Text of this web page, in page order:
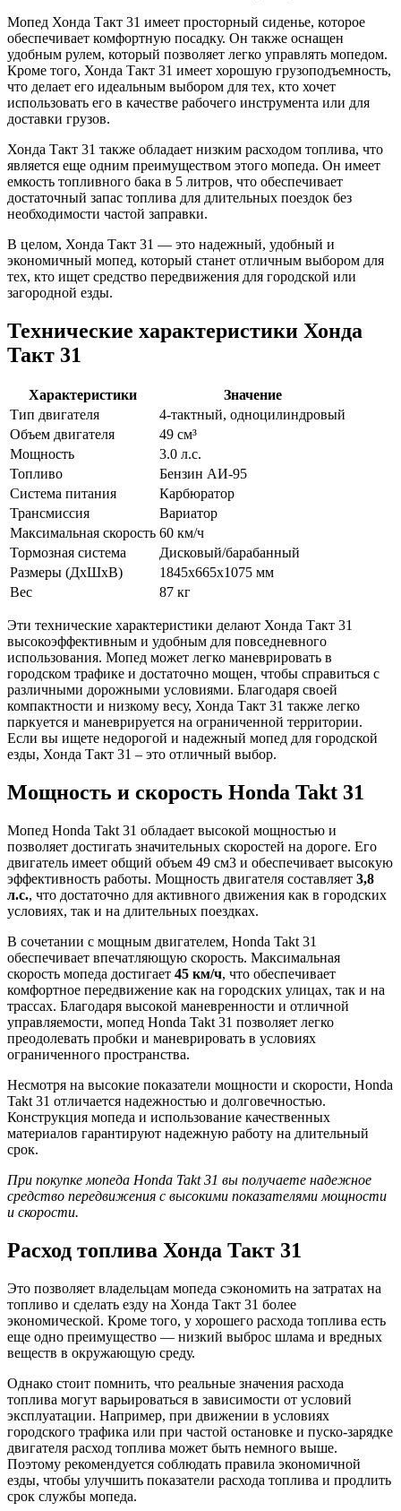
Мопед Хонда Такт 31 имеет просторный сиденье, которое
обеспечивает комфортную посадку. Он также оснащен
удобным рулем, который позволяет легко управлять мопедом.
Кроме того, Хонда Такт 31 имеет хорошую грузоподъемность,
что делает его идеальным выбором для тех, кто хочет
использовать его в качестве рабочего инструмента или для
доставки грузов.
Хонда Такт 31 также обладает низким расходом топлива, что
является еще одним преимуществом этого мопеда. Он имеет
емкость топливного бака в 5 литров, что обеспечивает
достаточный запас топлива для длительных поездок без
необходимости частой заправки.
В целом, Хонда Такт 31 — это надежный, удобный и
экономичный мопед, который станет отличным выбором для
тех, кто ищет средство передвижения для городской или
загородной езды.
Технические характеристики Хонда
Такт 31
Характеристики
Значение
Тип двигателя
4-тактный, одноцилиндровый
Объем двигателя
49 см³
Мощность
3.0 л.с.
Топливо
Бензин АИ-95
Система питания
Карбюратор
Трансмиссия
Вариатор
Максимальная скорость 60 км/ч
Тормозная система
Дисковый/барабанный
Размеры (ДxШxВ)
1845x665x1075 мм
Вес
87 кг
Эти технические характеристики делают Хонда Такт 31
высокоэффективным и удобным для повседневного
использования. Мопед может легко маневрировать в
городском трафике и достаточно мощен, чтобы справиться с
различными дорожными условиями. Благодаря своей
компактности и низкому весу, Хонда Такт 31 также легко
паркуется и маневрируется на ограниченной территории.
Если вы ищете недорогой и надежный мопед для городской
езды, Хонда Такт 31 – это отличный выбор.
Мощность и скорость Honda Takt 31
Мопед Honda Takt 31 обладает высокой мощностью и
позволяет достигать значительных скоростей на дороге. Его
двигатель имеет общий объем 49 см3 и обеспечивает высокую
эффективность работы. Мощность двигателя составляет 3,8
л.с., что достаточно для активного движения как в городских
условиях, так и на длительных поездках.
В сочетании с мощным двигателем, Honda Takt 31
обеспечивает впечатляющую скорость. Максимальная
скорость мопеда достигает 45 км/ч, что обеспечивает
комфортное передвижение как на городских улицах, так и на
трассах. Благодаря высокой маневренности и отличной
управляемости, мопед Honda Takt 31 позволяет легко
преодолевать пробки и маневрировать в условиях
ограниченного пространства.
Несмотря на высокие показатели мощности и скорости, Honda
Takt 31 отличается надежностью и долговечностью.
Конструкция мопеда и использование качественных
материалов гарантируют надежную работу на длительный
срок.
При покупке мопеда Honda Takt 31 вы получаете надежное
средство передвижения с высокими показателями мощности
и скорости.
Расход топлива Хонда Такт 31
Это позволяет владельцам мопеда сэкономить на затратах на
топливо и сделать езду на Хонда Такт 31 более
экономической. Кроме того, у хорошего расхода топлива есть
еще одно преимущество — низкий выброс шлама и вредных
веществ в окружающую среду.
Однако стоит помнить, что реальные значения расхода
топлива могут варьироваться в зависимости от условий
эксплуатации. Например, при движении в условиях
городского трафика или при частой остановке и пуско-зарядке
двигателя расход топлива может быть немного выше.
Поэтому рекомендуется соблюдать правила экономичной
езды, чтобы улучшить показатели расхода топлива и продлить
срок службы мопеда.